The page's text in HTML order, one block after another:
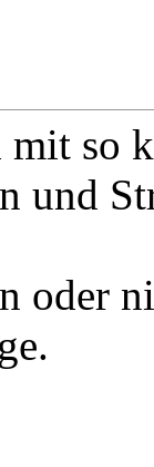
mit so
und
oder